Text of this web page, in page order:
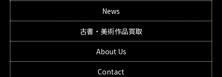
News
古書・美術作品買取
About Us
Contact